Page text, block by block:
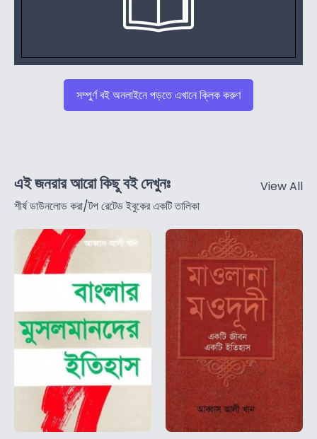
সম্পুর্ণ বই অনলাইনে পড়তে এখানে ক্লিক করুণ
এই জনরার আরো কিছু বই দেখুনঃ
শীর্ষ ডাউনলোড করা/টপ রেটেড ইবুকের একটি তালিকা
View All